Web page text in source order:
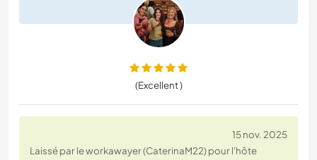
(Excellent )
15 nov. 2025
Laissé par le workawayer (CaterinaM22) pour l'hôte